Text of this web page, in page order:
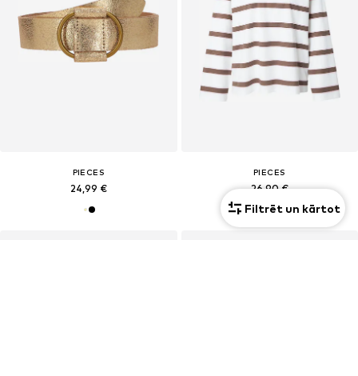
PIECES
24,99 €
PIECES
26,90 €
Filtrēt un kārtot